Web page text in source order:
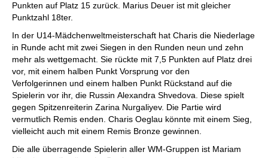
Punkten auf Platz 15 zurück. Marius Deuer ist mit gleicher
Punktzahl 18ter.
In der U14-Mädchenweltmeisterschaft hat Charis die Niederlage
in Runde acht mit zwei Siegen in den Runden neun und zehn
mehr als wettgemacht. Sie rückte mit 7,5 Punkten auf Platz drei
vor, mit einem halben Punkt Vorsprung vor den
Verfolgerinnen und einem halben Punkt Rückstand auf die
Spielerin vor ihr, die Russin Alexandra Shvedova. Diese spielt
gegen Spitzenreiterin Zarina Nurgaliyev. Die Partie wird
vermutlich Remis enden. Charis Oeglau könnte mit einem Sieg,
vielleicht auch mit einem Remis Bronze gewinnen.
Die alle überragende Spielerin aller WM-Gruppen ist Mariam